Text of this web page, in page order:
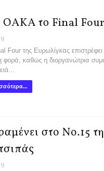
ΟΑΚΑ το Final
Four της Ευρωλί­γκας
φορά, καθώς η διοργανώτρι­α
στο Νο.15